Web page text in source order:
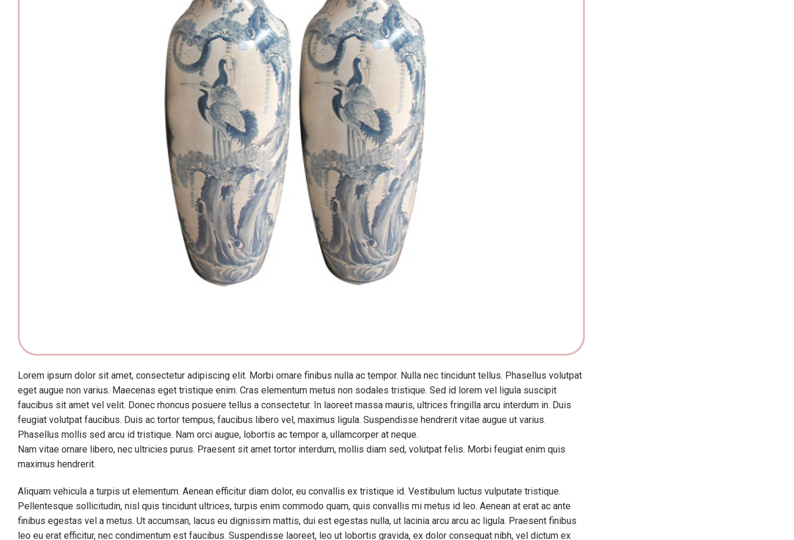
Lorem ipsum dolor sit amet, consectetur adipiscing elit. Morbi ornare finibus nulla ac tempor. Nulla nec tincidunt tellus. Phasellus volutpat
eget augue non varius. Maecenas eget tristique enim. Cras elementum metus non sodales tristique. Sed id lorem vel ligula suscipit
faucibus sit amet vel velit. Donec rhoncus posuere tellus a consectetur. In laoreet massa mauris, ultrices fringilla arcu interdum in. Duis
feugiat volutpat faucibus. Duis ac tortor tempus, faucibus libero vel, maximus ligula. Suspendisse hendrerit vitae augue ut varius.
Phasellus mollis sed arcu id tristique. Nam orci augue, lobortis ac tempor a, ullamcorper at neque.
Nam vitae ornare libero, nec ultricies purus. Praesent sit amet tortor interdum, mollis diam sed, volutpat felis. Morbi feugiat enim quis
maximus hendrerit.
Aliquam vehicula a turpis ut elementum. Aenean efficitur diam dolor, eu convallis ex tristique id. Vestibulum luctus vulputate tristique.
Pellentesque sollicitudin, nisl quis tincidunt ultrices, turpis enim commodo quam, quis convallis mi metus id leo. Aenean at erat ac ante
finibus egestas vel a metus. Ut accumsan, lacus eu dignissim mattis, dui est egestas nulla, ut lacinia arcu arcu ac ligula. Praesent finibus
leo eu erat efficitur, nec condimentum est faucibus. Suspendisse laoreet, leo ut lobortis gravida, ex dolor consequat nibh, vel dictum ex